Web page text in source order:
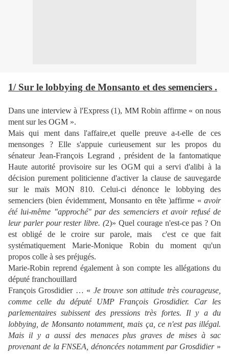
1/ Sur le lobbying de Monsanto et des semenciers .
Dans une interview à l'Express (1), MM Robin affirme « on nous
ment sur les OGM ».
Mais qui ment dans l'affaire,et quelle preuve a-t-elle de ces
mensonges ? Elle s'appuie curieusement sur les propos du
sénateur Jean-François Legrand , président de la fantomatique
Haute autorité provisoire sur les OGM qui a servi d'alibi à la
décision purement politicienne d'activer la clause de sauvegarde
sur le maïs MON 810. Celui-ci dénonce le lobbying des
semenciers (bien évidemment, Monsanto en tête )affirme « avoir
été lui-même "approché" par des semenciers et avoir refusé de
leur parler pour rester libre. (2)» Quel courage n'est-ce pas ? On
est obligé de le croire sur parole, mais c'est ce que fait
systématiquement Marie-Monique Robin du moment qu'un
propos colle à ses préjugés.
Marie-Robin reprend également à son compte les allégations du
député franchouillard
François Grosdidier … « Je trouve son attitude très courageuse,
comme celle du député UMP François Grosdidier. Car les
parlementaires subissent des pressions très fortes. Il y a du
lobbying, de Monsanto notamment, mais ça, ce n'est pas illégal.
Mais il y a aussi des menaces plus graves de mises à sac
provenant de la FNSEA, dénoncées notamment par Grosdidier»